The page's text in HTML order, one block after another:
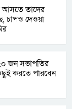
আসতে তাদের
চাপও দেওয়া
জন সভাপতির
করতে পারবেন